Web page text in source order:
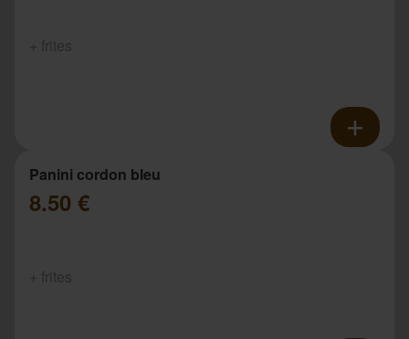
Panini cordon bleu
8.50 €